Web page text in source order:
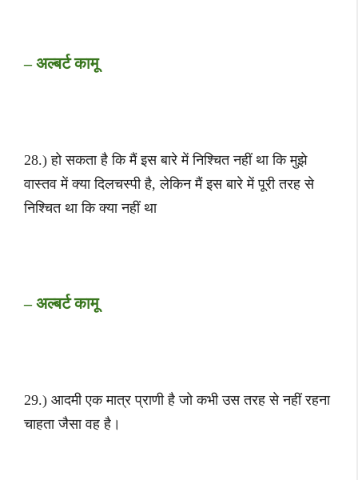
– अल्बर्ट कामू
28.) हो सकता है कि मैं इस बारे में निश्चित नहीं था कि मुझे
वास्तव में क्या दिलचस्पी है, लेकिन मैं इस बारे में पूरी तरह से
निश्चित था कि क्या नहीं था
– अल्बर्ट कामू
29.) आदमी एक मात्र प्राणी है जो कभी उस तरह से नहीं रहना
चाहता जैसा वह है।